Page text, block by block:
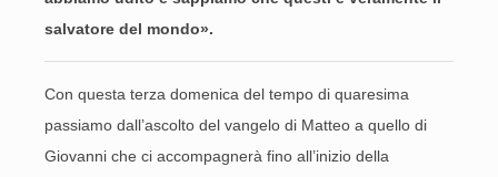
salvatore del mondo».
Con questa terza domenica del tempo di quaresima
passiamo dall’ascolto del vangelo di Matteo a quello di
Giovanni che ci accompagnerà fino all’inizio della